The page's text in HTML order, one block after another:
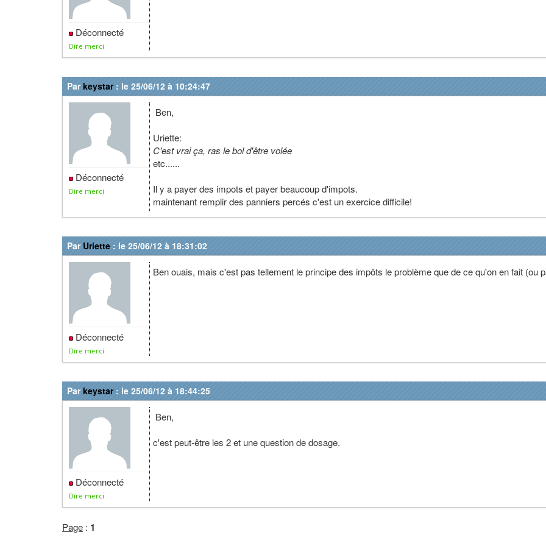
Déconnecté
Dire merci
Parkeystar: le 25/06/12 à 10:24:47
Déconnecté
Dire merci
Ben,
Uriette:
C'est vrai ça, ras le bol d'être volée
etc......
Il y a payer des impots et payer beaucoup d'impots.
maintenant remplir des panniers percés c'est un exercice difficile!
Par Uriette : le 25/06/12 à 18:31:02
Déconnecté
Dire merci
Ben ouais, mais c'est pas tellement le principe des impôts le problème que de ce qu'on en fait (ou
Parkeystar: le 25/06/12 à 18:44:25
Déconnecté
Dire merci
Ben,
c'est peut-être les 2 et une question de dosage.
Page : 1